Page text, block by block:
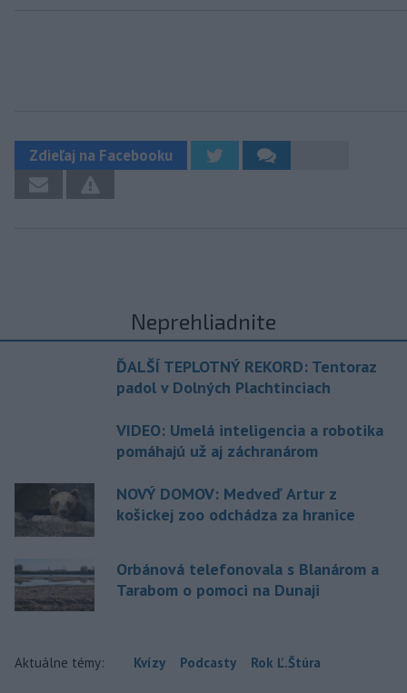
Zdieľaj na Facebooku
Neprehliadnite
ĎALŠÍ TEPLOTNÝ REKORD: Tentoraz
padol v Dolných Plachtinciach
VIDEO: Umelá inteligencia a robotika
pomáhajú už aj záchranárom
NOVÝ DOMOV: Medveď Artur z
košickej zoo odchádza za hranice
Orbánová telefonovala s Blanárom a
Tarabom o pomoci na Dunaji
Aktuálne témy: Kvízy Podcasty Rok Ľ.Štúra